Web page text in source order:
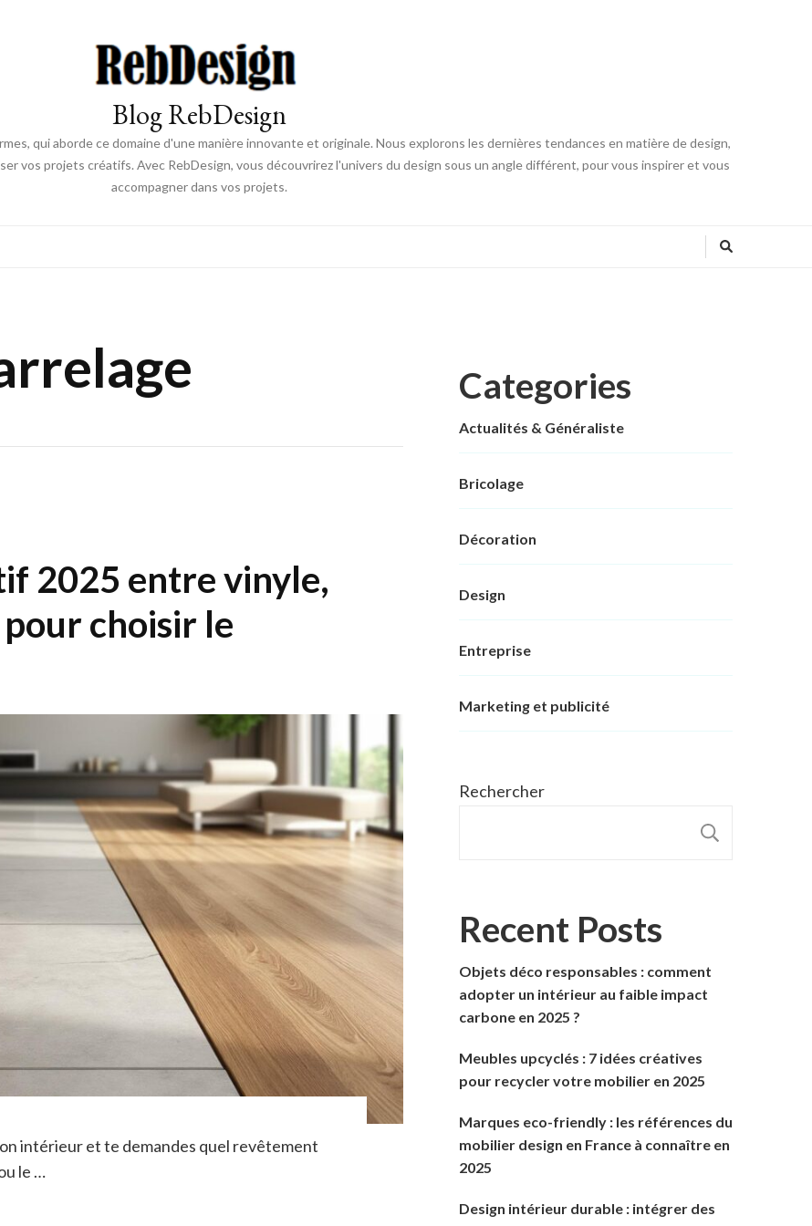
Blog RebDesign
qui aborde ce domaine d'une manière innovante et originale. Nous explorons les dernières tendances en matière de design,
vos projets créatifs. Avec RebDesign, vous découvrirez l'univers du design sous un angle différent, pour vous inspirer et vous
accompagner dans vos projets.
2025 entre vinyle,
choisir le
intérieur et te demandes quel revêtement
le …
Categories
Actualités & Généraliste
Bricolage
Décoration
Design
Entreprise
Marketing et publicité
Rechercher
Recent Posts
Objets déco responsables : comment
adopter un intérieur au faible impact
carbone en 2025 ?
Meubles upcyclés : 7 idées créatives
pour recycler votre mobilier en 2025
Marques eco-friendly : les références du
mobilier design en France à connaître en
2025
Design intérieur durable : intégrer des